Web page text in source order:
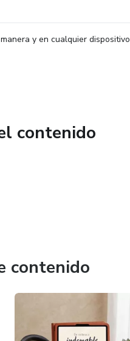
y en cualquier dispositivo
contenido
contenido